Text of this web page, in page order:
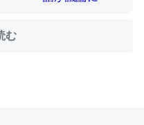
。参考：
む